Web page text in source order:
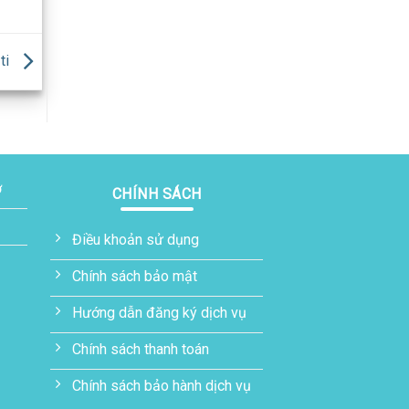
CHÍNH SÁCH
Điều khoản sử dụng
Chính sách bảo mật
Hướng dẫn đăng ký dịch vụ
Chính sách thanh toán
Chính sách bảo hành dịch vụ